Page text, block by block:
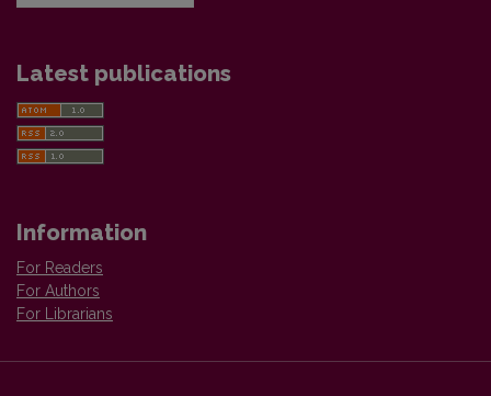
Latest publications
Information
For Readers
For Authors
For Librarians